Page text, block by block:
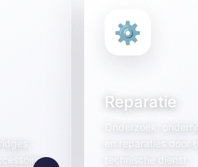
⚙
Reparatie
Onderzoek,
technische dienst.